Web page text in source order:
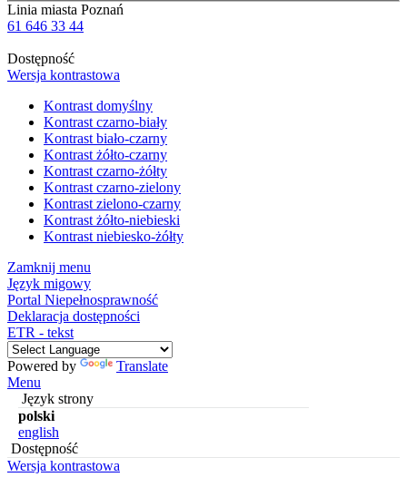
Linia miasta Poznań
61 646 33 44
Dostępność
Wersja kontrastowa
Kontrast domyślny
Kontrast czarno-biały
Kontrast biało-czarny
Kontrast żółto-czarny
Kontrast czarno-żółty
Kontrast czarno-zielony
Kontrast zielono-czarny
Kontrast żółto-niebieski
Kontrast niebiesko-żółty
Zamknij menu
Język migowy
Portal Niepełnosprawność
Deklaracja dostępności
ETR - tekst
Powered by
Translate
Menu
Język strony
polski
english
Dostępność
Wersja kontrastowa